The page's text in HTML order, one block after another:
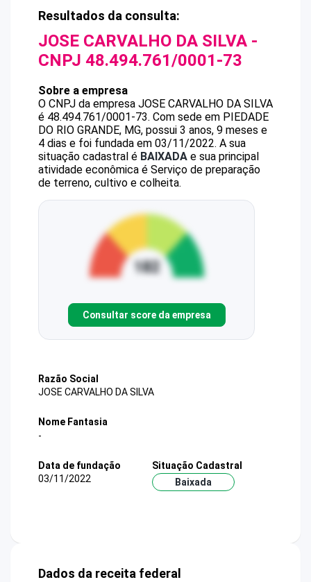
Resultados da consulta:
JOSE CARVALHO DA SILVA -
CNPJ 48.494.761/0001-73
Sobre a empresa
O CNPJ da empresa JOSE CARVALHO DA SILVA
é 48.494.761/0001-73. Com sede em PIEDADE
DO RIO GRANDE, MG, possui 3 anos, 9 meses e
4 dias e foi fundada em 03/11/2022. A sua
situação cadastral é BAIXADA e sua principal
atividade econômica é Serviço de preparação
de terreno, cultivo e colheita.
Consultar score da empresa
Razão Social
JOSE CARVALHO DA SILVA
Nome Fantasia
-
Data de fundação
03/11/2022
Situação Cadastral
Baixada
Dados da receita federal